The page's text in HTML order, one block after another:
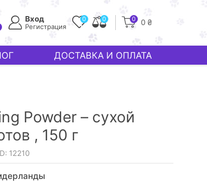
Вход
Регистрация
0 0 0 0 ₴
ДОСТАВКА И ОПЛАТА
Powder – сухой
, 150 г
12210